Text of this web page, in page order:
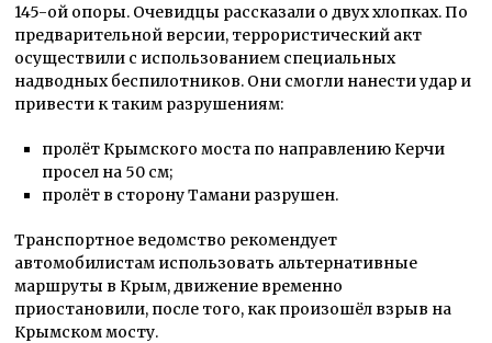
145-ой опоры. Очевидцы рассказали о двух хлопках. По
предварительной версии, террористический акт
осуществили с использованием специальных
надводных беспилотников. Они смогли нанести удар и
привести к таким разрушениям:
пролёт Крымского моста по направлению Керчи
просел на 50 см;
пролёт в сторону Тамани разрушен.
Транспортное ведомство рекомендует
автомобилистам использовать альтернативные
маршруты в Крым, движение временно
приостановили, после того, как произошёл взрыв на
Крымском мосту.